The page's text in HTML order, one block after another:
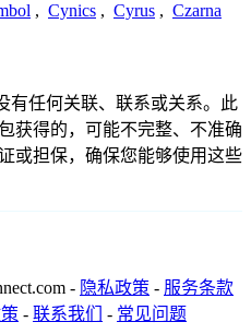
, Cynics , Cyrus , Czarna
有任何关联、联系或关系。此
获得的，可能不完整、不准确
或担保，确保您能够使用这些
- 隐私政策 - 服务条款
- 联系我们 - 常见问题